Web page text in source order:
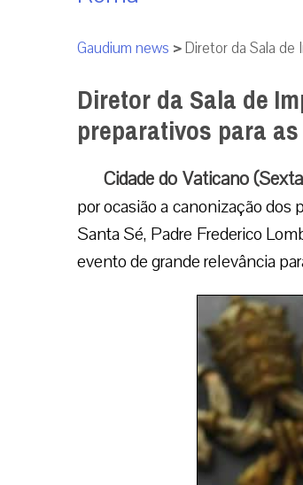
Gaudium news >Diretor da Sala de
Diretor da Sala de
preparativos para
Cidade do Vaticano
por ocasião a canonização dos
Santa Sé, Padre Frederico
evento de grande relevância